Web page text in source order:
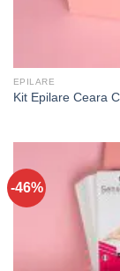
EPILARE
Kit Epilare Ceara
-46%